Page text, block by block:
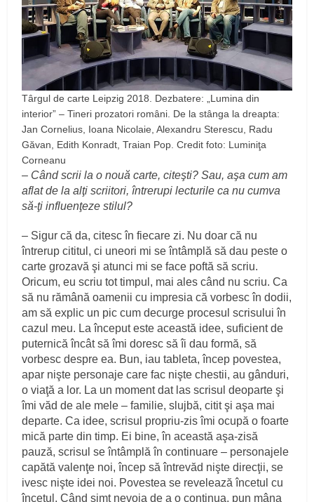
Târgul de carte Leipzig 2018. Dezbatere: „Lumina din
interior” – Tineri prozatori români. De la stânga la dreapta:
Jan Cornelius, Ioana Nicolaie, Alexandru Sterescu, Radu
Găvan, Edith Konradt, Traian Pop. Credit foto: Luminiţa
Corneanu
– Când scrii la o nouă carte, citeşti? Sau, aşa cum am
aflat de la alţi scriitori, întrerupi lecturile ca nu cumva
să-ţi influenţeze stilul?
– Sigur că da, citesc în fiecare zi. Nu doar că nu
întrerup cititul, ci uneori mi se întâmplă să dau peste o
carte grozavă şi atunci mi se face poftă să scriu.
Oricum, eu scriu tot timpul, mai ales când nu scriu. Ca
să nu rămână oamenii cu impresia că vorbesc în dodii,
am să explic un pic cum decurge procesul scrisului în
cazul meu. La început este această idee, suficient de
puternică încât să îmi doresc să îi dau formă, să
vorbesc despre ea. Bun, iau tableta, încep povestea,
apar nişte personaje care fac nişte chestii, au gânduri,
o viaţă a lor. La un moment dat las scrisul deoparte şi
îmi văd de ale mele – familie, slujbă, citit şi aşa mai
departe. Ca idee, scrisul propriu-zis îmi ocupă o foarte
mică parte din timp. Ei bine, în această aşa-zisă
pauză, scrisul se întâmplă în continuare – personajele
capătă valenţe noi, încep să întrevăd nişte direcţii, se
ivesc nişte idei noi. Povestea se revelează încetul cu
încetul. Când simt nevoia de a o continua, pun mâna